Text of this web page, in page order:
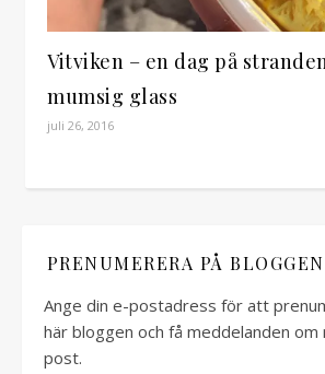
Vitviken – en dag på
mumsig glass
juli 26, 2016
PRENUMERERA PÅ
Ange din e-postadress för att
här bloggen och få meddelanden om
post.